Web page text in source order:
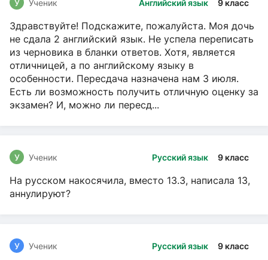
Английский язык 9 класс
У Ученик
Здравствуйте! Подскажите, пожалуйста. Моя дочь
не сдала 2 английский язык. Не успела переписать
из черновика в бланки ответов. Хотя, является
отличницей, а по английскому языку в
особенности. Пересдача назначена нам 3 июля.
Есть ли возможность получить отличную оценку за
экзамен? И, можно ли пересд...
Русский язык 9 класс
У Ученик
На русском накосячила, вместо 13.3, написала 13,
аннулируют?
Русский язык 9 класс
У Ученик